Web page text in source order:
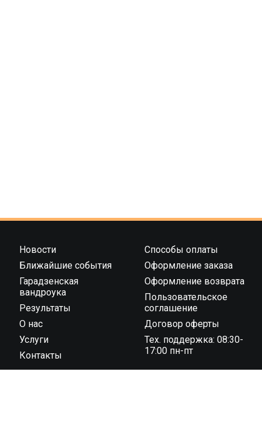
Новости
Ближайшие события
Гарадзенская
вандроука
Результаты
О нас
Услуги
Контакты
Способы оплаты
Оформление заказа
Оформление возврата
Пользовательское
соглашение
Договор оферты
Тех. поддержка: 08:30-
17:00 пн-пт